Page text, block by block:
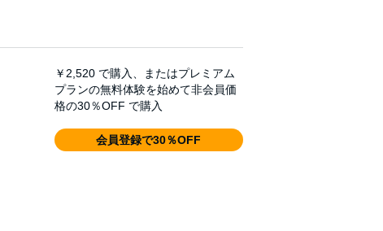
￥2,520 で購入、またはプレミアム
プランの無料体験を始めて非会員価
格の30％OFF で購入
会員登録で30％OFF